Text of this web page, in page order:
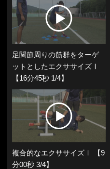
足関節周りの筋群をターゲ
ットとしたエクササイズⅠ
【16分45秒 1/4】
複合的なエクササイズⅠ 【9
分00秒 3/4】